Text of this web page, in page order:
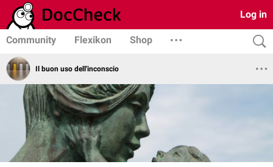
Log in
Community Flexikon Shop
Il buon uso dell'inconscio